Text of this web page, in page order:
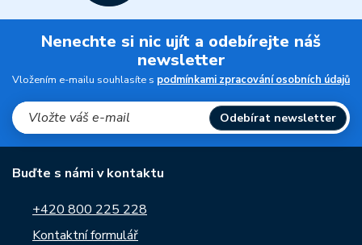
Nenechte si nic ujít a odebírejte náš
newsletter
Vložením e-mailu souhlasíte s podmínkami zpracování osobních údajů
Odebírat newsletter
Buďte s námi v kontaktu
+420 800 225 228
Kontaktní formulář